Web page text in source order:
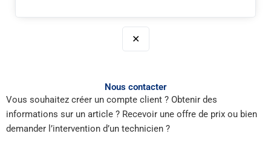
✕
Nous contacter
Vous souhaitez créer un compte client ? Obtenir des
informations sur un article ? Recevoir une offre de prix ou bien
demander l’intervention d’un technicien ?